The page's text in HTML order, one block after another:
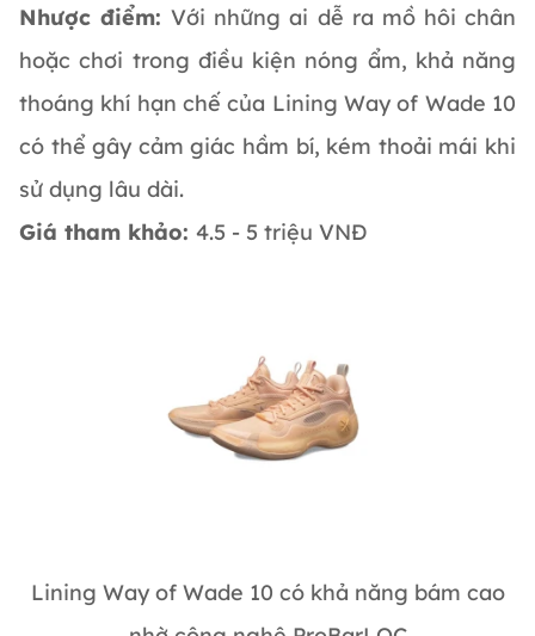
Nhược điểm:Với những ai dễ ra mồ hôi chân
hoặc chơi trong điều kiện nóng ẩm, khả năng
thoáng khí hạn chế của Lining Way of Wade 10
có thể gây cảm giác hầm bí, kém thoải mái khi
sử dụng lâu dài.
Giá tham khảo: 4.5 - 5 triệu VNĐ
Lining Way of Wade 10 có khả năng bám cao